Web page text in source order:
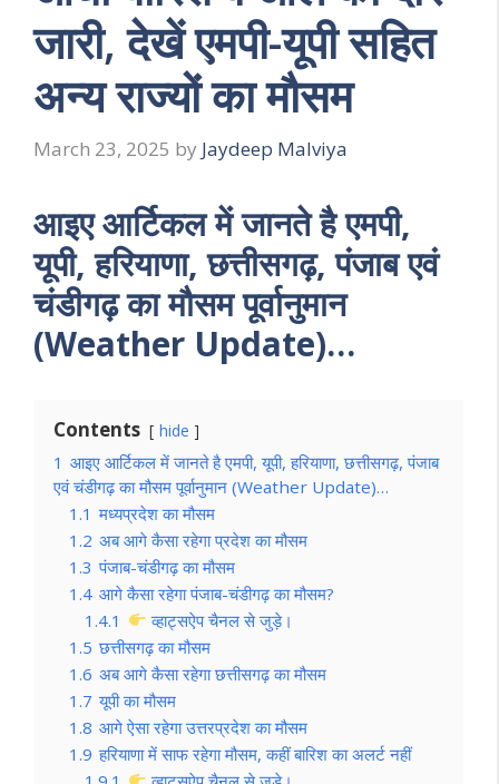
जारी, देखें एमपी-यूपी सहित
अन्य राज्यों का मौसम
March 23, 2025 by Jaydeep Malviya
आइए आर्टिकल में जानते है एमपी,
यूपी, हरियाणा, छत्तीसगढ़, पंजाब एवं
चंडीगढ़ का मौसम पूर्वानुमान
(Weather Update)…
Contents hide
1 आइए आर्टिकल में जानते है एमपी, यूपी, हरियाणा, छत्तीसगढ़, पंजाब
एवं चंडीगढ़ का मौसम पूर्वानुमान (Weather Update)…
1.1 मध्यप्रदेश का मौसम
1.2 अब आगे कैसा रहेगा प्रदेश का मौसम
1.3 पंजाब-चंडीगढ़ का मौसम
1.4 आगे कैसा रहेगा पंजाब-चंडीगढ़ का मौसम?
1.4.1
व्हाट्सऐप चैनल से जुड़े।
1.5 छत्तीसगढ़ का मौसम
1.6 अब आगे कैसा रहेगा छत्तीसगढ़ का मौसम
1.7 यूपी का मौसम
1.8 आगे ऐसा रहेगा उत्तरप्रदेश का मौसम
1.9 हरियाणा में साफ रहेगा मौसम, कहीं बारिश का अलर्ट नहीं